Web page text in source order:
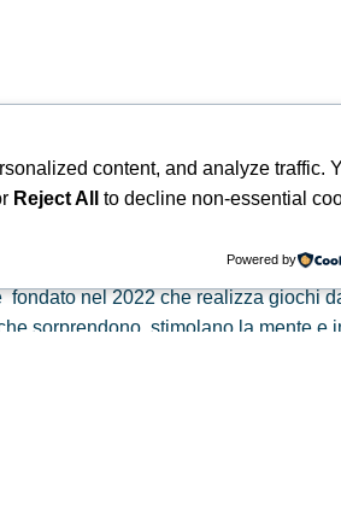
nel 2022 che realizza
sorprendono, stimolano la mente e
content, and analyze traffic.
Reject All to decline non-essential
Powered by